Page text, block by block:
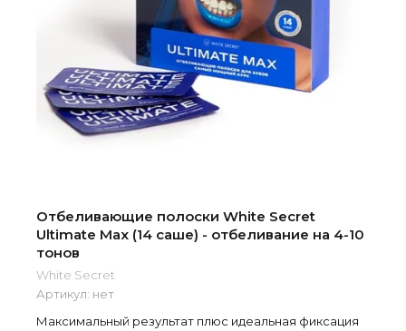
Отбеливающие полоски White Secret
Ultimate Max (14 саше) - отбеливание на 4-10
тонов
White Secret
Артикул: нет
Максимальный результат плюс идеальная фиксация